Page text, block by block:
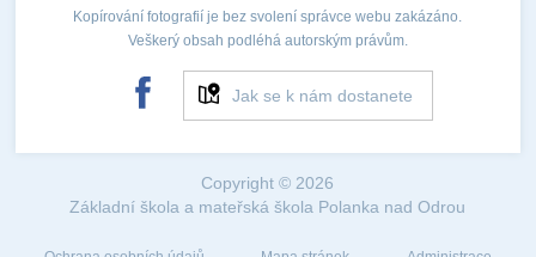
Kopírování fotografií je bez svolení správce webu zakázáno.
Veškerý obsah podléhá autorským právům.
Jak se k nám dostanete
Copyright © 2026
Základní škola a mateřská škola Polanka nad Odrou